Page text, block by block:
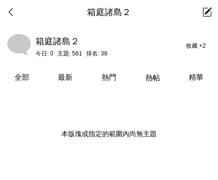
箱庭諸島２
收藏 +2
箱庭諸島２
今日: 0 主題: 561 排名: 38
全部 最新 熱門 熱帖 精華
本版塊或指定的範圍內尚無主題